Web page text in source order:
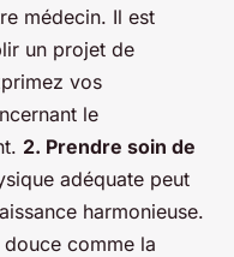
médecin. Il est
un projet de
vos
le
2. Prendre soin de
adéquate peut
harmonieuse.
comme la